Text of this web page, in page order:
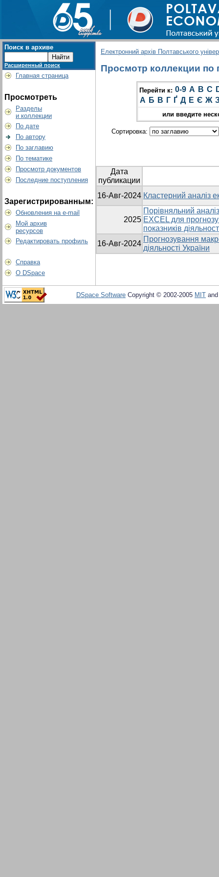
Поиск в архиве
Расширенный поиск
Главная страница
Просмотреть
Разделы
и коллекции
По дате
По автору
По заглавию
По тематике
Просмотр документов
Последние поступления
Зарегистрированным:
Обновления на e-mail
Мой архив
ресурсов
Редактировать профиль
Справка
О DSpace
Електронний архів Полтавського
Просмотр коллекции по
Перейти к: 0-9 A B C
А Б В Г Ґ Д Е Є Ж
или введите
Сортировка:
Дата
публикации
16-Авг-2024 Кластерний аналіз
2025
Порівняльний
EXCEL для
показників
16-Авг-2024
Прогнозування
діяльності України
DSpace Software Copyright © 2002-2005 MIT